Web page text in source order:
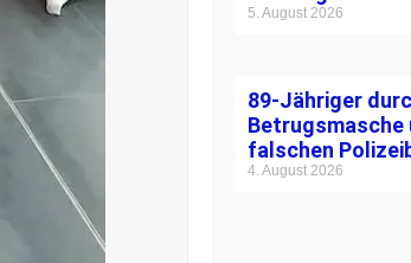
5. August 2026
89-Jähriger
Betrugsmasche
falschen
4. August 2026